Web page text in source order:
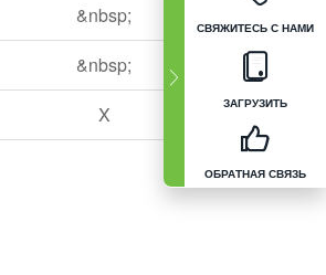
СВЯЖИТЕСЬ С НАМИ
ЗАГРУЗИТЬ
ОБРАТНАЯ СВЯЗЬ
&nbsp;
&nbsp;
X